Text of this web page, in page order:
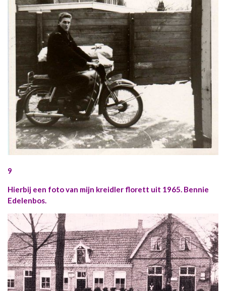
9
Hierbij een foto van mijn kreidler florett uit 1965. Bennie
Edelenbos.